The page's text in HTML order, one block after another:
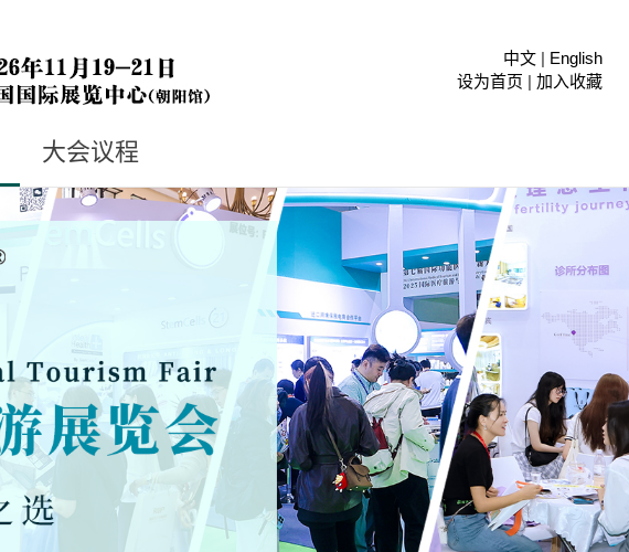
中文
English
设为首页
加入收藏
大会议程